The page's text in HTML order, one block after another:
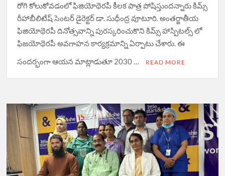
రోగి కోలుకోవడంలో ఫిజియోథెరపీ కీలక పాత్ర పోషిస్తుందన్నారు కిమ్స్
రీహాబీలిటేష్ సెంటర్ డైరెక్టర్ డా. సుధీంద్ర వూటూరి. అంతర్జాతీయ
ఫిజియోథెరపీ దినోత్సవాన్ని పురస్కరించుకొని కిమ్స్ హాస్పిటల్స్ లో
ఫిజయోథెరపీ అవగాహన కార్యక్రమాన్ని ఏర్పాటు చేశారు. ఈ
సందర్భంగా ఆయన మాట్లాడుతూ 2030 …
READ MORE